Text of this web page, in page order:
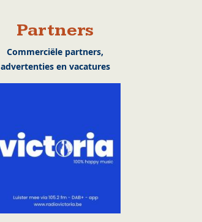
Partners
Commerciële partners,
advertenties en vacatures